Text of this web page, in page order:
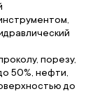
порезу,
50%, нефти,
до